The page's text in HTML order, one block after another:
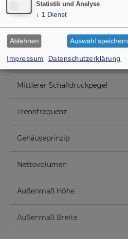
Musikbelastbarkeit
Nennimpedanz Z
Übertragungsbereich (-10 dB)
Mittlerer Schalldruckpegel
Trennfrequenz
Gehäuseprinzip
Nettovolumen
Außenmaß Höhe
Außenmaß Breite
Impressum Datenschutzerklärung
Statistik und Analyse
↓ 1 Dienst
Ablehnen Auswahl speichern